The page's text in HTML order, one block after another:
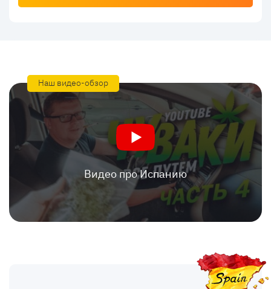
Наш видео-обзор
Видео про Испанию